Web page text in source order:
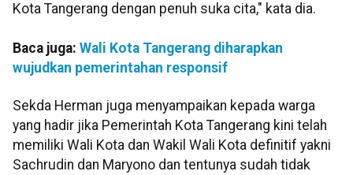
Kota Tangerang dengan penuh suka cita," kata dia.
Baca juga: Wali Kota Tangerang diharapkan
wujudkan pemerintahan responsif
Sekda Herman juga menyampaikan kepada warga
yang hadir jika Pemerintah Kota Tangerang kini telah
memiliki Wali Kota dan Wakil Wali Kota definitif yakni
Sachrudin dan Maryono dan tentunya sudah tidak